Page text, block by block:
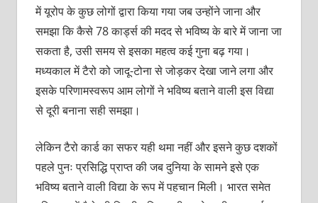
में यूरोप के कुछ लोगों द्वारा किया गया जब उन्होंने जाना और
समझा कि कैसे 78 कार्ड्स की मदद से भविष्य के बारे में जाना जा
सकता है, उसी समय से इसका महत्व कई गुना बढ़ गया।
मध्यकाल में टैरो को जादू-टोना से जोड़कर देखा जाने लगा और
इसके परिणामस्वरूप आम लोगों ने भविष्य बताने वाली इस विद्या
से दूरी बनाना सही समझा।
लेकिन टैरो कार्ड का सफर यही थमा नहीं और इसने कुछ दशकों
पहले पुनः प्रसिद्धि प्राप्त की जब दुनिया के सामने इसे एक
भविष्य बताने वाली विद्या के रूप में पहचान मिली। भारत समेत